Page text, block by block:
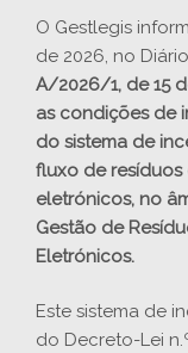
O Gestlegis
de 2026, no
A/2026/1, de 15
as condições de
do sistema de
fluxo de
eletrónicos, no
Gestão de
Eletrónicos.
Este sistema de
do Decreto-Lei